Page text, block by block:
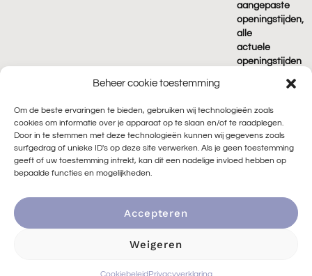
Beheer cookie toestemming
Om de beste ervaringen te bieden, gebruiken wij technologieën zoals
cookies om informatie over je apparaat op te slaan en/of te raadplegen.
Door in te stemmen met deze technologieën kunnen wij gegevens zoals
surfgedrag of unieke ID's op deze site verwerken. Als je geen toestemming
geeft of uw toestemming intrekt, kan dit een nadelige invloed hebben op
bepaalde functies en mogelijkheden.
Accepteren
Weigeren
aangepaste
openingstijden,
alle
actuele
openingstijden
© 2026 Peace of Rock |🌱 Duurzaam ontwikkeld door
Privacyverklaring|Algemene voorwaarden
Privacyverklaring Klarna